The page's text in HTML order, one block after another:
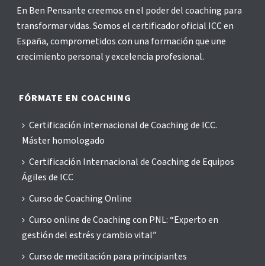
En Ben Pensante creemos en el poder del coaching para
transformar vidas. Somos el certificador oficial ICC en
España, comprometidos con una formación que une
crecimiento personal y excelencia profesional.
FÓRMATE EN COACHING
Certificación internacional de Coaching de ICC.
Máster homologado
Certificación Internacional de Coaching de Equipos
Ágiles de ICC
Curso de Coaching Online
Curso online de Coaching con PNL: “Experto en
gestión del estrés y cambio vital”
Curso de meditación para principiantes